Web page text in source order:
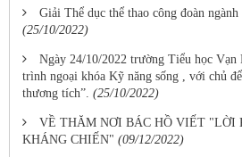
Giải Thể dục thể thao công đoàn
(25/10/2022)
Ngày 24/10/2022 trường Tiểu học Vạn
trình ngoại khóa Kỹ năng sống , với chủ
thương tích”. (25/10/2022)
VỀ THĂM NƠI BÁC HỒ VIẾT "LỜI
KHÁNG CHIẾN" (09/12/2022)